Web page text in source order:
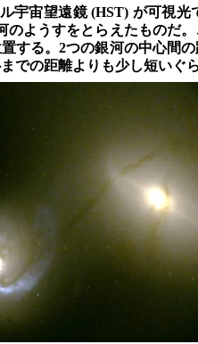
宇宙望遠鏡 (HST) が可視
のようすをとらえたものだ
する。2つの銀河の中心間
での距離よりも少し短いぐ